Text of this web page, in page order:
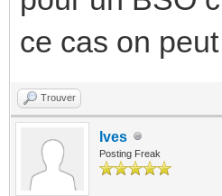
ce cas on
Trouver
Ives
Posting Freak